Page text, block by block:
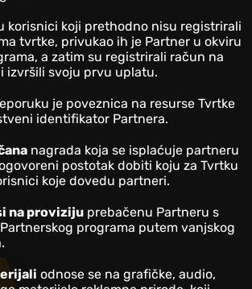
korisnici koji prethodno nisu registrirali
tvrtke, privukao ih je Partner u okviru
a zatim su registrirali račun na
izvršili svoju prvu uplatu.
je poveznica na resurse Tvrtke
identifikator Partnera.
nagrada koja se isplaćuje partneru
postotak dobiti koju za Tvrtku
koje dovedu partneri.
na proviziju prebačenu Partneru s
programa putem vanjskog
odnose se na grafičke, audio,